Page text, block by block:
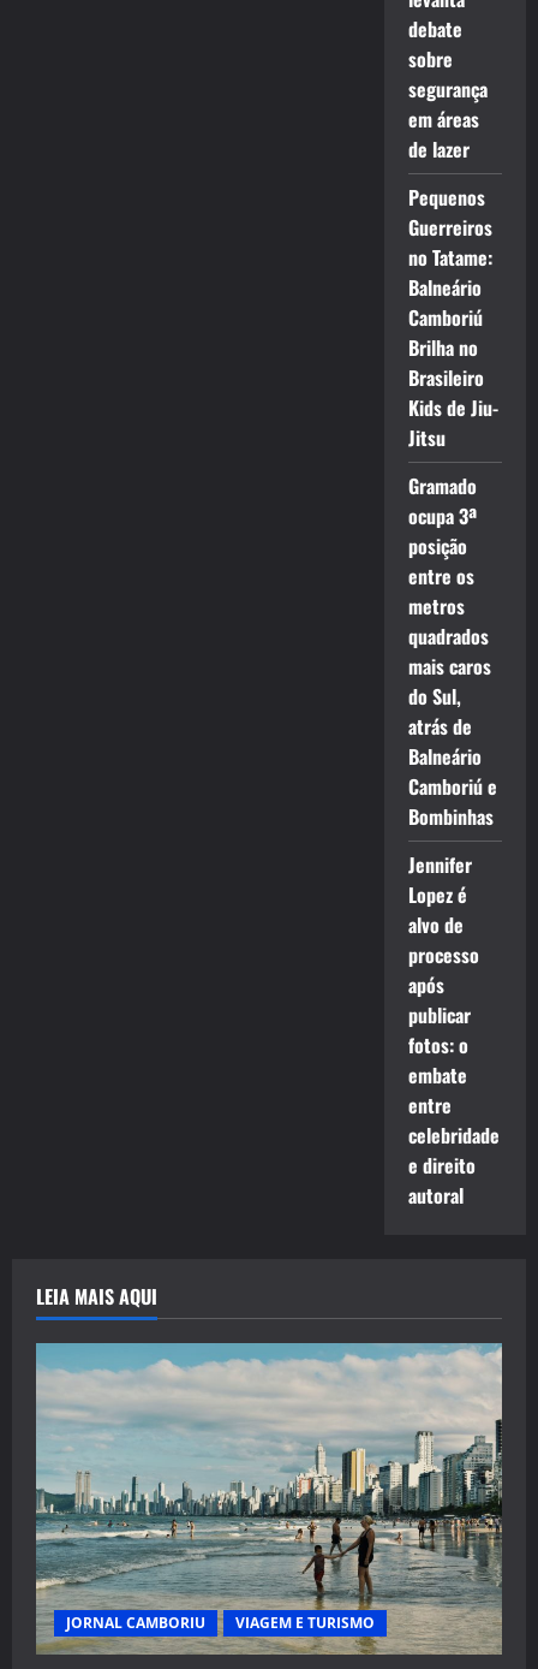
debate
sobre
segurança
em áreas
de lazer
Pequenos
Guerreiros
no Tatame:
Balneário
Camboriú
Brilha no
Brasileiro
Kids de Jiu-
Jitsu
Gramado
ocupa 3ª
posição
entre os
metros
quadrados
mais caros
do Sul,
atrás de
Balneário
Camboriú e
Bombinhas
Jennifer
Lopez é
alvo de
processo
após
publicar
fotos: o
embate
entre
celebridade
e direito
autoral
LEIA MAIS AQUI
JORNAL CAMBORIU VIAGEM E TURISMO